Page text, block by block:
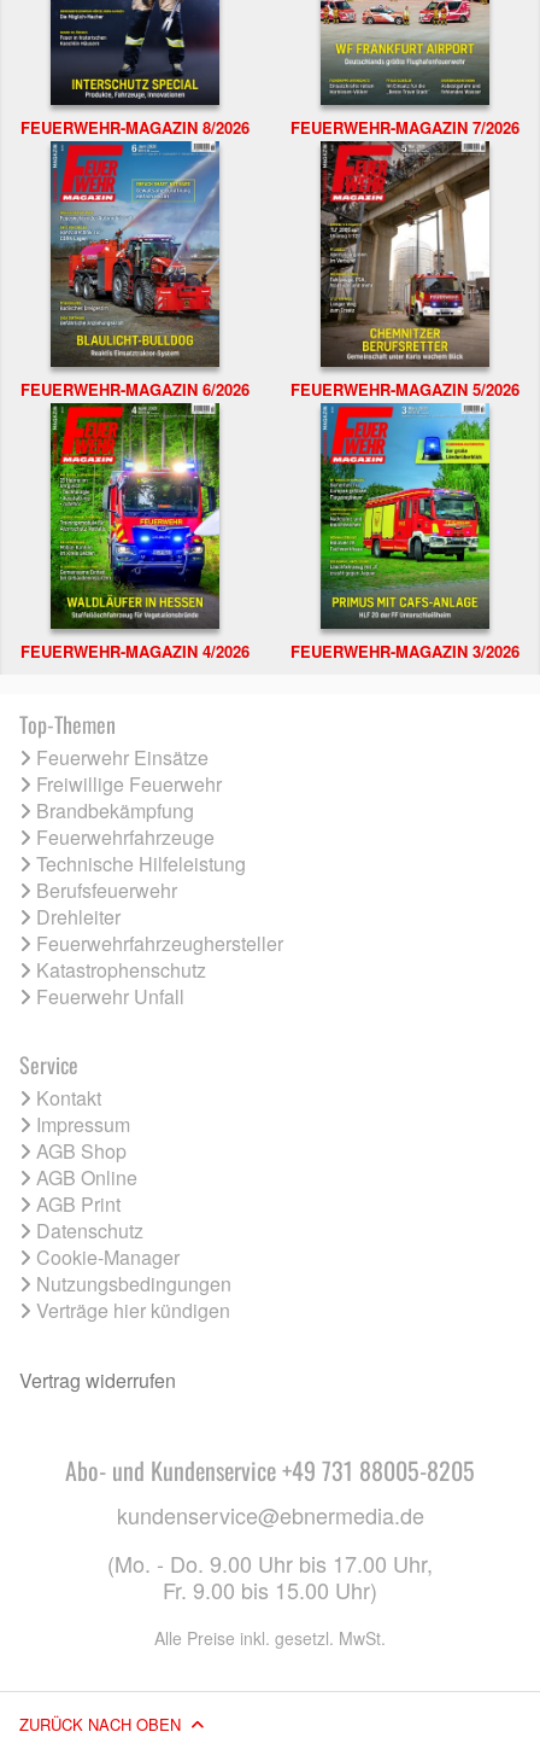
FEUERWEHR-MAGAZIN 8/2026 FEUERWEHR-MAGAZIN 7/2026
FEUERWEHR-MAGAZIN 6/2026 FEUERWEHR-MAGAZIN 5/2026
FEUERWEHR-MAGAZIN 4/2026 FEUERWEHR-MAGAZIN 3/2026
Top-Themen
Feuerwehr Einsätze
Freiwillige Feuerwehr
Brandbekämpfung
Feuerwehrfahrzeuge
Technische Hilfeleistung
Berufsfeuerwehr
Drehleiter
Feuerwehrfahrzeughersteller
Katastrophenschutz
Feuerwehr Unfall
Service
Kontakt
Impressum
AGB Shop
AGB Online
AGB Print
Datenschutz
Cookie-Manager
Nutzungsbedingungen
Verträge hier kündigen
Vertrag widerrufen
Abo- und Kundenservice +49 731 88005-8205
kundenservice@ebnermedia.de
(Mo. - Do. 9.00 Uhr bis 17.00 Uhr,
Fr. 9.00 bis 15.00 Uhr)
Alle Preise inkl. gesetzl. MwSt.
ZURÜCK NACH OBEN